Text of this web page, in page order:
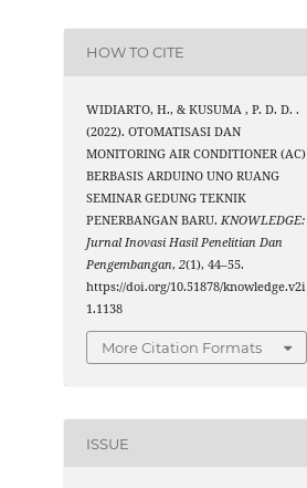
HOW TO CITE
WIDIARTO, H., & KUSUMA , P. D. D. .
(2022). OTOMATISASI DAN
MONITORING AIR CONDITIONER (AC)
BERBASIS ARDUINO UNO RUANG
SEMINAR GEDUNG TEKNIK
PENERBANGAN BARU. KNOWLEDGE:
Jurnal Inovasi Hasil Penelitian Dan
Pengembangan,2(1), 44–55.
https://doi.org/10.51878/knowledge.v2i
1.1138
More Citation Formats
ISSUE